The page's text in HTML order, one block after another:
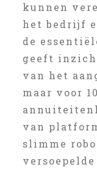
kunnen
het bedrijf
de
geeft
van het
maar voor
van
slimme